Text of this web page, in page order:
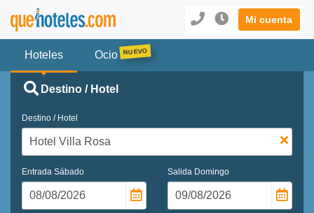
Mi cuenta
Hoteles Ocio
Destino / Hotel
Destino / Hotel
Entrada Sábado Salida Domingo